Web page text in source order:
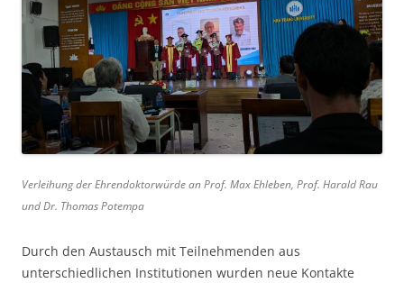
Verleihung der Ehrendoktorwürde an Prof. Max Ehleben, Prof. Harald Rau
und Dr. Thomas Potempa
Durch den Austausch mit Teilnehmenden aus
unterschiedlichen Institutionen wurden neue Kontakte